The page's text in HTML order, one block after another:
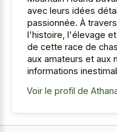
avec leurs idées
passionnée. À
l'histoire, l'élevage
de cette race de
aux amateurs et aux
informations
Voir le profil de